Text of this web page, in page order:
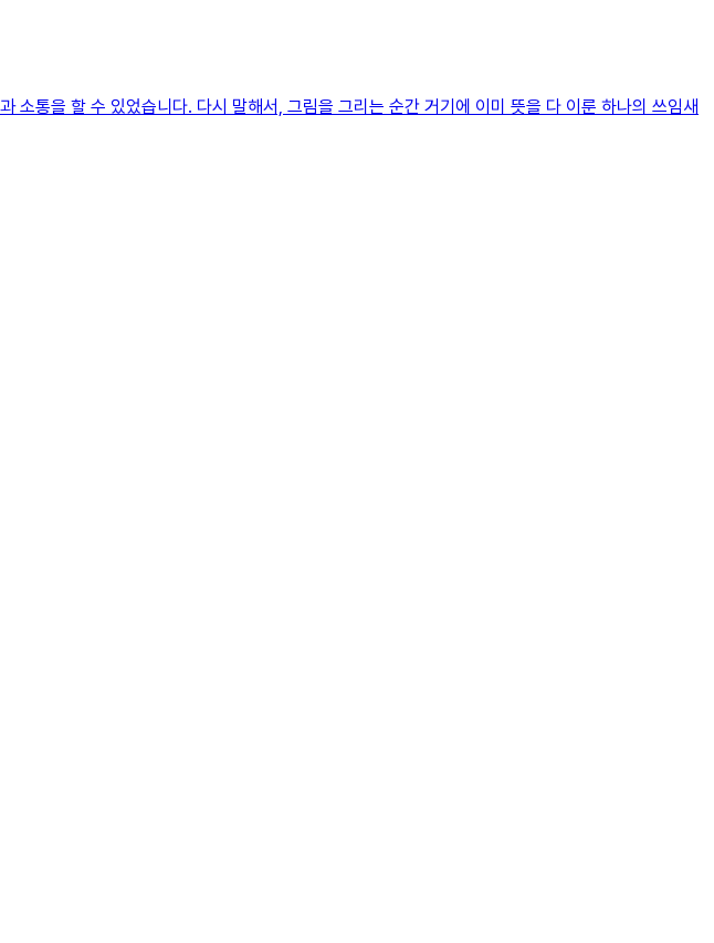
통을 할 수 있었습니다. 다시 말해서, 그림을 그리는 순간 거기에 이미 뜻을 다 이룬 하나의 쓰임새